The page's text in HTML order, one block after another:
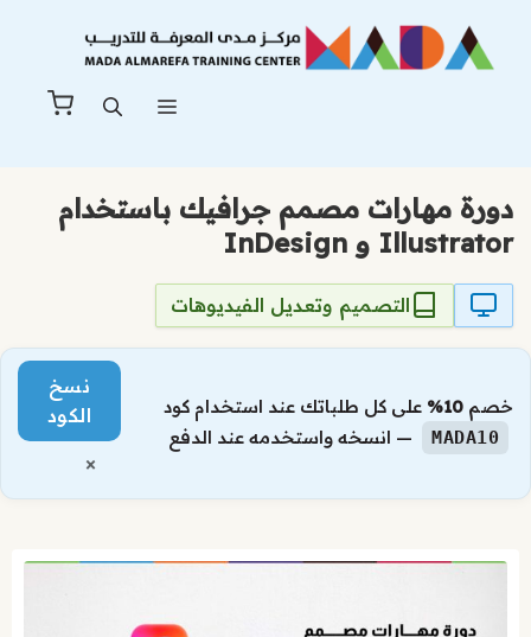
المحتوى
دورة مهارات مصمم جرافيك باستخدام
Illustrator و InDesign
التصميم وتعديل الفيديوهات
خصم 10% على كل طلباتك عند استخدام كود
MADA10 — انسخه واستخدمه عند الدفع
نسخ
الكود
×